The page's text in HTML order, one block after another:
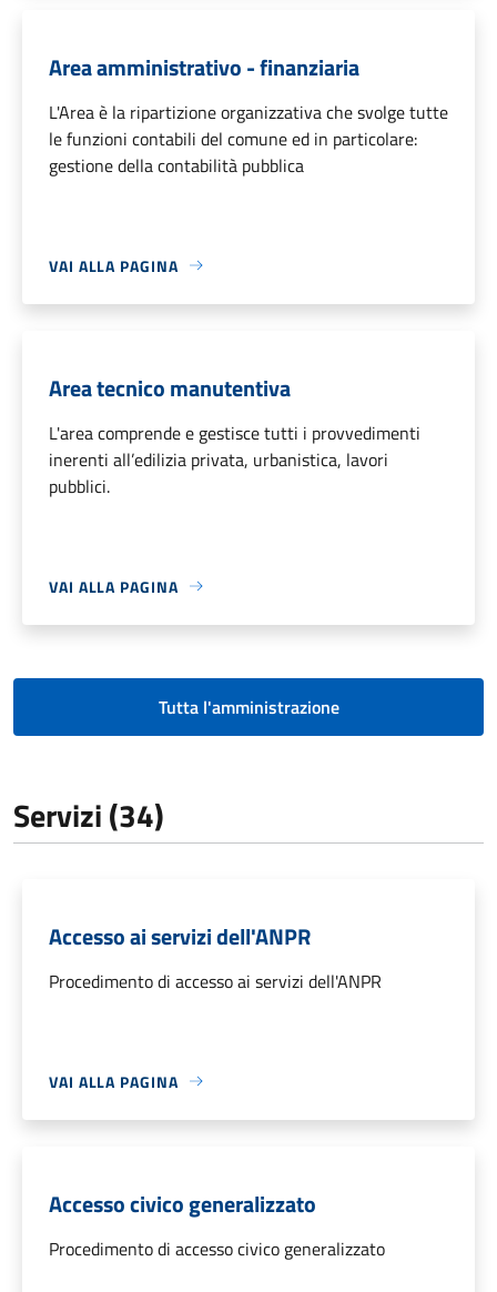
Area amministrativo - finanziaria
L'Area è la ripartizione organizzativa che svolge tutte
le funzioni contabili del comune ed in particolare:
gestione della contabilità pubblica
VAI ALLA PAGINA
Area tecnico manutentiva
L'area comprende e gestisce tutti i provvedimenti
inerenti all’edilizia privata, urbanistica, lavori
pubblici.
VAI ALLA PAGINA
Tutta l'amministrazione
Servizi (34)
Accesso ai servizi dell'ANPR
Procedimento di accesso ai servizi dell'ANPR
VAI ALLA PAGINA
Accesso civico generalizzato
Procedimento di accesso civico generalizzato